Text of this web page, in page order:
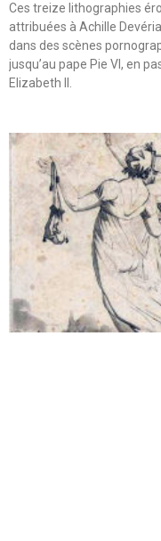
Ces treize lithographies
attribuées à Achille
dans des scènes
jusqu’au pape Pie VI, en
Elizabeth II.